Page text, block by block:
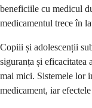
beneficiile cu medicul
medicamentul trece în
Copiii și adolescenții
siguranța și eficacitatea
mai mici. Sistemele lor
medicament, iar